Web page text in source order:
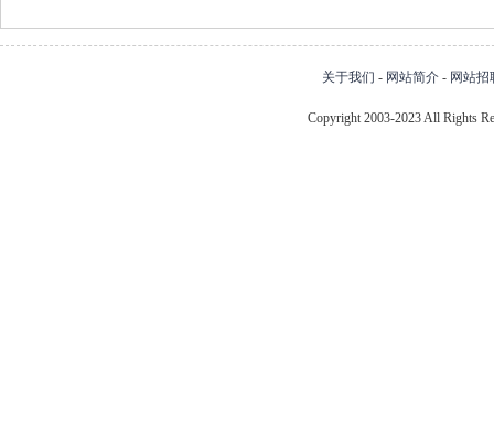
关于我们 - 网站简介 - 网站招
Copyright 2003-2023 All Rights